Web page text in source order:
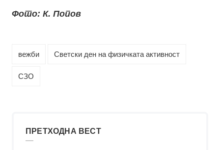
Фото: К. Попов
вежби Светски ден на физичката активност
СЗО
ПРЕТХОДНА ВЕСТ